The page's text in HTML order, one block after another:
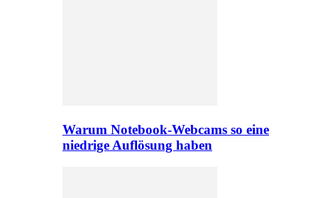
Warum Notebook-Webcams so eine
niedrige Auflösung haben